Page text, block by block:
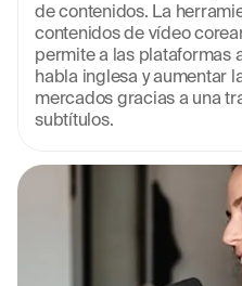
de contenidos. La
contenidos de vídeo
permite a las plataformas
habla inglesa y aumentar
mercados gracias a una
subtítulos.